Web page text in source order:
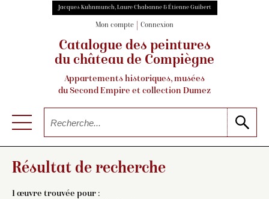
Jacques Kuhnmunch, Laure Chabanne & Étienne Guibert
Mon compte Connexion
Catalogue des peintures
du château de Compiègne
Appartements historiques, musées
du Second Empire et collection Dumez
Résultat de recherche
1 œuvre trouvée pour :